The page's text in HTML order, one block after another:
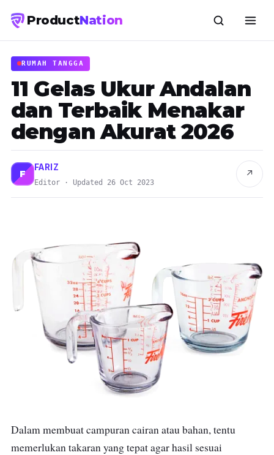
ProductNation
RUMAH TANGGA
11 Gelas Ukur Andalan
dan Terbaik Menakar
dengan Akurat 2026
F
FARIZ
Editor · Updated 26 Oct 2023
↗
Dalam membuat campuran cairan atau bahan, tentu
memerlukan takaran yang tepat agar hasil sesuai